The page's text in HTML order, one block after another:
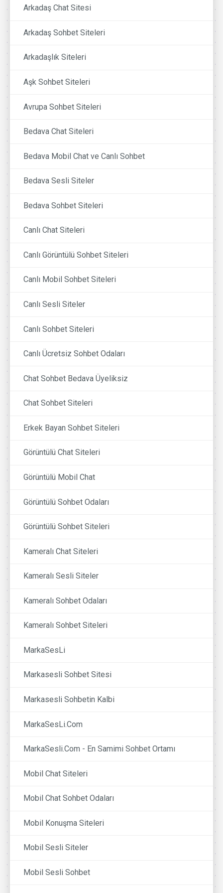
Arkadaş Chat Sitesi
Arkadaş Sohbet Siteleri
Arkadaşlık Siteleri
Aşk Sohbet Siteleri
Avrupa Sohbet Siteleri
Bedava Chat Siteleri
Bedava Mobil Chat ve Canlı Sohbet
Bedava Sesli Siteler
Bedava Sohbet Siteleri
Canlı Chat Siteleri
Canlı Görüntülü Sohbet Siteleri
Canlı Mobil Sohbet Siteleri
Canlı Sesli Siteler
Canlı Sohbet Siteleri
Canlı Ücretsiz Sohbet Odaları
Chat Sohbet Bedava Üyeliksiz
Chat Sohbet Siteleri
Erkek Bayan Sohbet Siteleri
Görüntülü Chat Siteleri
Görüntülü Mobil Chat
Görüntülü Sohbet Odaları
Görüntülü Sohbet Siteleri
Kameralı Chat Siteleri
Kameralı Sesli Siteler
Kameralı Sohbet Odaları
Kameralı Sohbet Siteleri
MarkaSesLi
Markasesli Sohbet Sitesi
Markasesli Sohbetin Kalbi
MarkaSesLi.Com
MarkaSesli.Com - En Samimi Sohbet Ortamı
Mobil Chat Siteleri
Mobil Chat Sohbet Odaları
Mobil Konuşma Siteleri
Mobil Sesli Siteler
Mobil Sesli Sohbet